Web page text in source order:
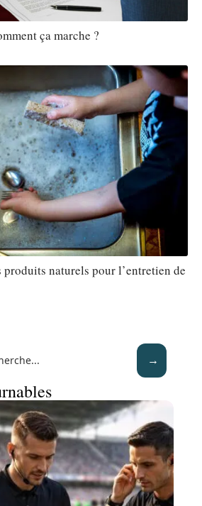
ça marche ?
naturels pour l’entretien de